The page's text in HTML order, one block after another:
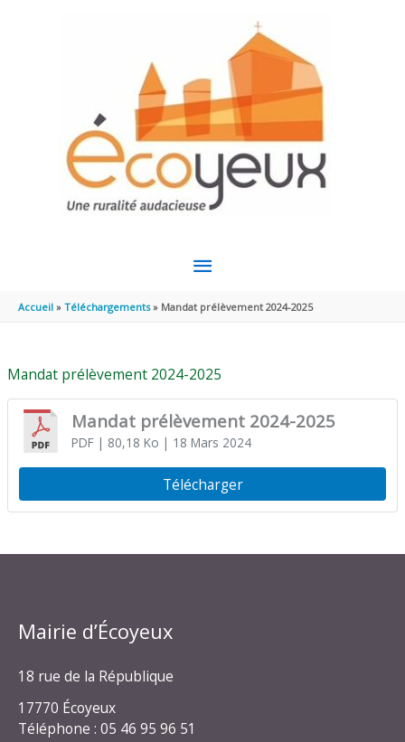
MENU
PRINCIPAL
Accueil Téléchargements Mandat prélèvement 2024-2025
Mandat prélèvement 2024-2025
Mandat prélèvement 2024-2025
PDF| 80,18 Ko | 18 Mars 2024
Télécharger
Mairie d’Écoyeux
18 rue de la République
17770 Écoyeux
Téléphone : 05 46 95 96 51